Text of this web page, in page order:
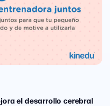
el desarrollo cerebral